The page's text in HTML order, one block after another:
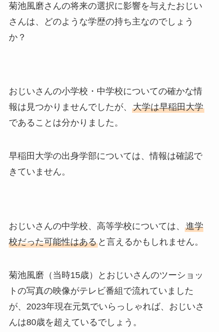
菊池風磨さんの将来の選択に影響を与えたおじい
さんは、どのような学歴の持ち主なのでしょう
か？
おじいさんの小学校・中学校についての確かな情
報は見つかりませんでしたが、 大学は早稲田大学
であることは分かりました。
早稲田大学の出身学部については、情報は確認で
きていません。
おじいさんの中学校、高等学校については、 進学
校だった可能性はあると言えるかもしれません。
菊池風磨（当時15歳）とおじいさんのツーショッ
トの写真の映像がテレビ番組で流れていました
が、2023年現在元気でいらっしゃれば、おじいさ
んは80歳を超えているでしょう。